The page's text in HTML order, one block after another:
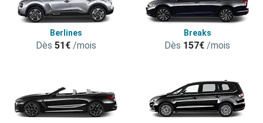
Berlines
Dès 51€/mois
Breaks
Dès 157€ /mois